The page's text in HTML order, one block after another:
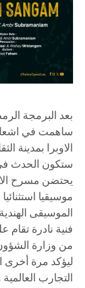
بعد البرمجة
ساهمت في
الاوبرا بمدينة
ستكون الحدث
موسيقيا
الموسيقى
فنية نادرة
من وزارة الشؤون
ليؤكد مرة أخرى
التجارب